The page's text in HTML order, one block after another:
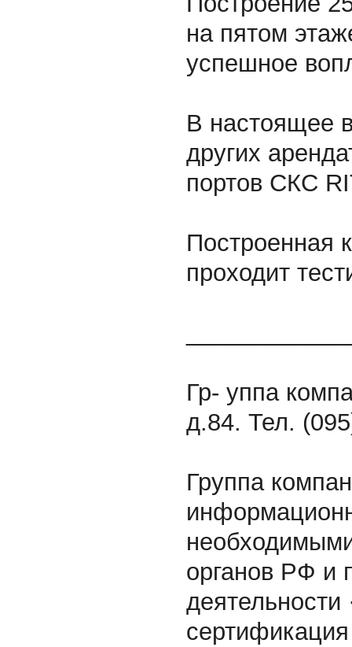
на пятом
успешное
В настоящее
других
портов СКС
Построенная
проходит
Гр- уппа
д.84. Тел.
Группа
органов РФ и